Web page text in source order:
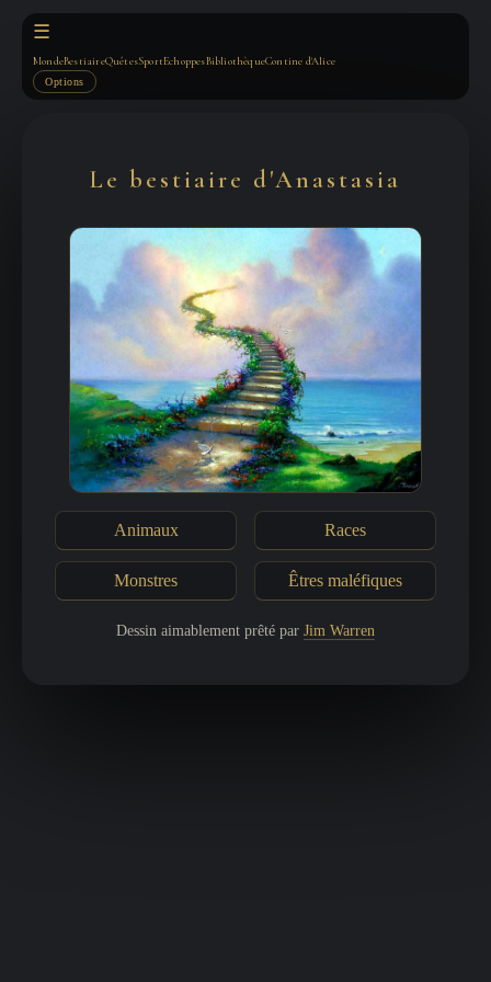
☰
MondeBestiaireQuêtesSportEchoppesBibliothèqueContine d'Alice
Options
Le bestiaire d'Anastasia
Animaux Races
Monstres Êtres maléfiques
Dessin aimablement prêté par Jim Warren